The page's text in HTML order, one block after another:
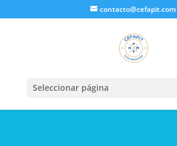
contacto@cefapit.com
Seleccionar página